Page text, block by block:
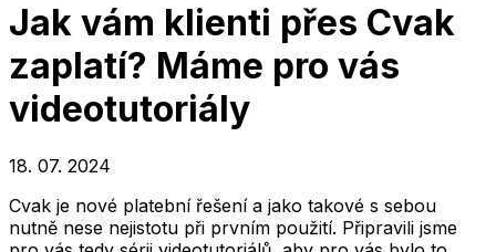
Jak vám klienti přes Cvak
zaplatí? Máme pro vás
videotutoriály
18. 07. 2024
Cvak je nové platební řešení a jako takové s sebou
nutně nese nejistotu při prvním použití. Připravili jsme